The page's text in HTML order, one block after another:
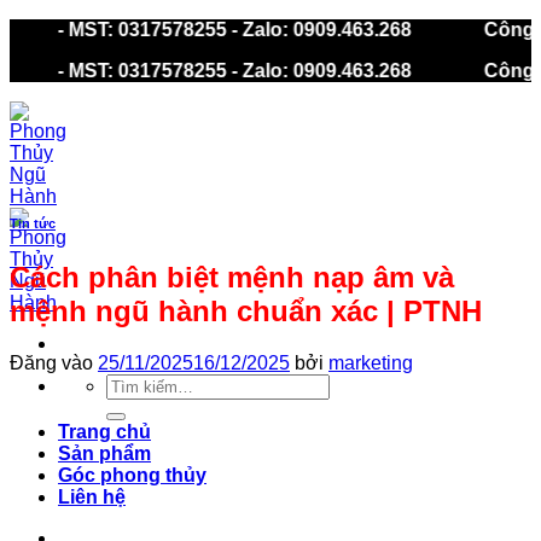
Hành - MST: 0317578255 - Zalo: 0909.463.268
Hành - MST: 0317578255 - Zalo: 0909.463.268
Tìm
kiếm:
Trang chủ
Sản phẩm
Góc phong thủy
Liên hệ
Tin tức
Cách phân biệt mệnh nạp âm và
mệnh ngũ hành chuẩn xác | PTNH
Đăng vào 25/11/202516/12/2025 bởi marketing